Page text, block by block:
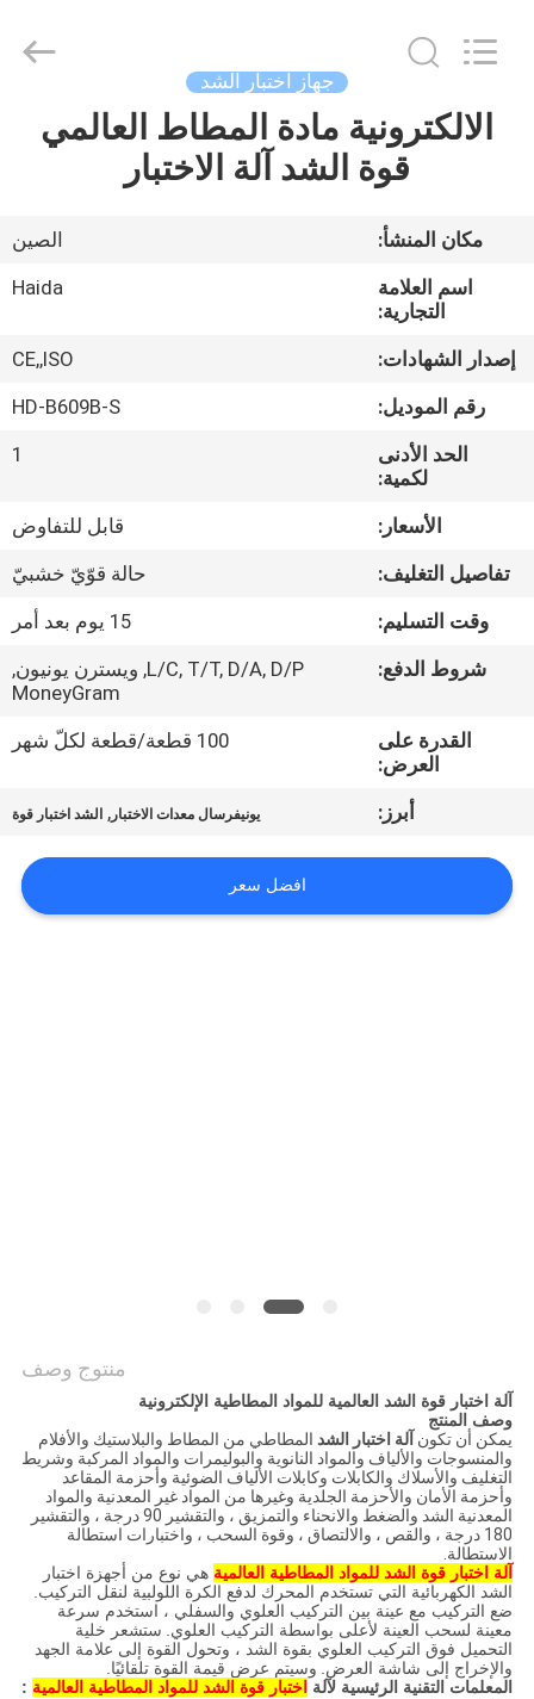
الصفحة
منتجات
فيديوهات
برنامج
معلومات
جولة
اتصل
Reserved.
جهاز اختبار الشد
الالكترونية مادة المطاط العالمي
قوة الشد آلة الاختبار
مكان المنشأ:
الصين
اسم العلامة
التجارية:
Haida
إصدار الشهادات:
CE,,ISO
رقم الموديل:
HD-B609B-S
الحد الأدنى
لكمية:
1
الأسعار:
قابل للتفاوض
تفاصيل التغليف:
حالة قوّيّ خشبيّ
وقت التسليم:
15 يوم بعد أمر
شروط الدفع:
L/C, T/T, D/A, D/P, ويسترن يونيون,
MoneyGram
القدرة على
العرض:
100 قطعة/قطعة لكلّ شهر
أبرز: يونيفرسال معدات الاختبار , الشد اختبار قوة
افضل سعر
منتوج وصف
آلة اختبار قوة الشد العالمية للمواد المطاطية الإلكترونية
وصف المنتج
يمكن أن تكون آلة اختبار الشد المطاطي من المطاط والبلاستيك والأفلام
والمنسوجات والألياف والمواد النانوية والبوليمرات والمواد المركبة وشريط
التغليف والأسلاك والكابلات وكابلات الألياف الضوئية وأحزمة المقاعد
وأحزمة الأمان والأحزمة الجلدية وغيرها من المواد غير المعدنية والمواد
المعدنية الشد والضغط والانحناء والتمزيق ، والتقشير 90 درجة ، والتقشير
180 درجة ، والقص ، والالتصاق ، وقوة السحب ، واختبارات استطالة
الاستطالة.
آلة اختبار قوة الشد للمواد المطاطية العالمية هي نوع من أجهزة اختبار
الشد الكهربائية التي تستخدم المحرك لدفع الكرة اللولبية لنقل التركيب.
ضع التركيب مع عينة بين التركيب العلوي والسفلي ، استخدم سرعة
معينة لسحب العينة لأعلى بواسطة التركيب العلوي. ستشعر خلية
التحميل فوق التركيب العلوي بقوة الشد ، وتحول القوة إلى علامة الجهد
والإخراج إلى شاشة العرض. وسيتم عرض قيمة القوة تلقائيًا.
المعلمات التقنية الرئيسية لآلة اختبار قوة الشد للمواد المطاطية العالمية :